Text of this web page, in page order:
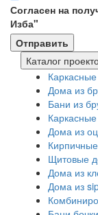
Согласен на
Изба"
Каталог
Дома из
Бани из
Дома из
Щитовые
Дома из
Дома из